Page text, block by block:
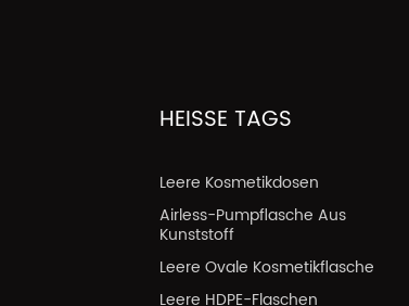
HEISSE TAGS
Leere Kosmetikdosen
Airless-Pumpflasche Aus
Kunststoff
Leere Ovale Kosmetikflasche
Leere HDPE-Flaschen